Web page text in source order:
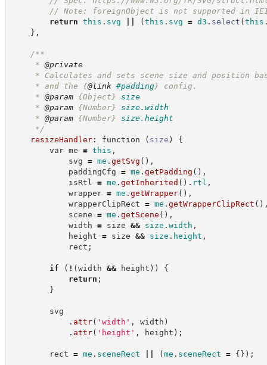
// Note: foreignObject is not supported in
return this . svg (this . svg = d3 . select (this
} ,
/**
* @private
* Calculates and sets scene size and position
* and the {@link #padding} config.
* @param {Object}
size
* @param {Number}
size.width
* @param {Number}
size.height
*/
resizeHandler: function ( size )
{
var me = this ,
svg = me . getSvg ( ) ,
paddingCfg = me . getPadding ( ) ,
isRtl = me . getInherited ( ) . rtl ,
wrapper = me . getWrapper( ) ,
wrapperClipRect = me . getWrapperClipRect ( )
scene = me . getScene ( ) ,
width = size && size . width ,
height = size && size . height ,
rect ;
if ( ! (width && height ) )
{
return ;
}
svg
. attr( ' width ' , width )
. attr( ' height ' , height ) ;
rect = me . sceneRect (me . sceneRect = {} ) ;